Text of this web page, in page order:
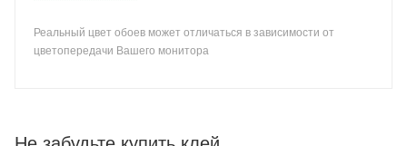
Реальный цвет обоев может отличаться в зависимости от
цветопередачи Вашего монитора